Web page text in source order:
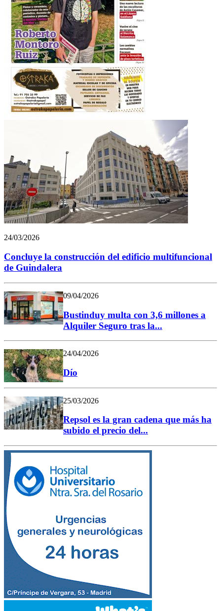
24/03/2026
Concluye la construcción del edificio multifuncional
de Guindalera
09/04/2026
Bustinduy multa con 3,6 millones a
Alquiler Seguro tras la...
24/04/2026
Dío
25/03/2026
Repsol es la gran cadena que más ha
subido el precio del...